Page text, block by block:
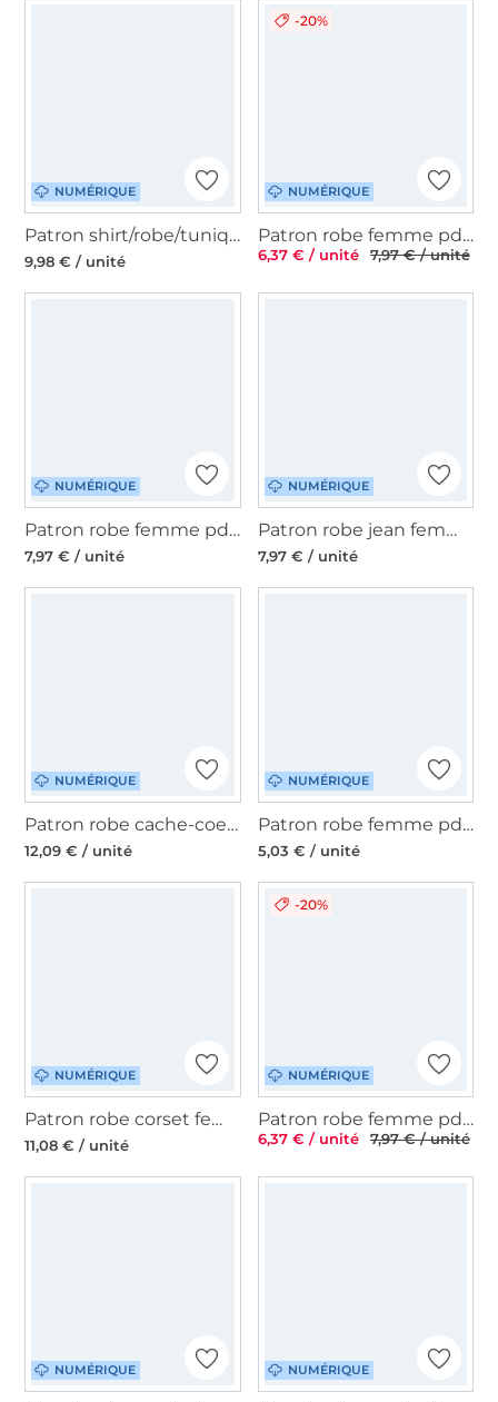
NUMÉRIQUE
Patron shirt/robe/tunique femme pdf Varda Unendlich Schön, en allemand
9,98 € / unité
NUMÉRIQUE
-20%
Patron robe femme pdf Manon TOSCAminni Schnittmanufaktur, en francais
6,37 € / unité 7,97 € / unité
NUMÉRIQUE
Patron robe femme pdf Mme Vita Studio, en francais
7,97 € / unité
NUMÉRIQUE
Patron robe jean femme pdf Chester Schnittmuster Berlin, en allemand
7,97 € / unité
NUMÉRIQUE
Patron robe cache-coeur / top / jupe femme pdf Xipe Totec Telabeja, en français
12,09 € / unité
NUMÉRIQUE
Patron robe femme pdf Welmoed Sew Simple, en allemand
5,03 € / unité
NUMÉRIQUE
Patron robe corset femme pdf vintageBambi, en allemand
11,08 € / unité
NUMÉRIQUE
-20%
Patron robe femme pdf Lucy TOSCAminni Schnittmanufaktur, en allemand
6,37 € / unité 7,97 € / unité
NUMÉRIQUE NUMÉRIQUE